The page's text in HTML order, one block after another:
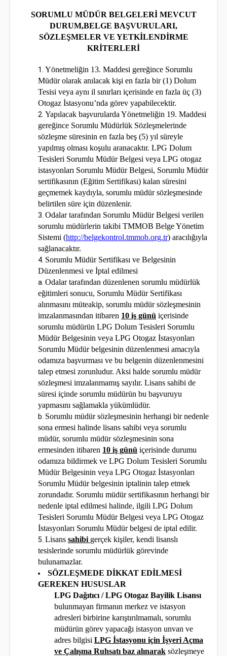
SORUMLU MÜDÜR BELGELERİ MEVCUT
DURUM,BELGE BAŞVURULARI,
SÖZLEŞMELER VE YETKİLENDİRME
KRİTERLERİ
Yönetmeliğin 13. Maddesi gereğince Sorumlu
Müdür olarak anılacak kişi en fazla bir (1) Dolum
Tesisi veya aynı il sınırları içerisinde en fazla üç (3)
Otogaz İstasyonu’nda görev yapabilecektir.
Yapılacak başvurularda Yönetmeliğin 19. Maddesi
gereğince Sorumlu Müdürlük Sözleşmelerinde
sözleşme süresinin en fazla beş (5) yıl süreyle
yapılmış olması koşulu aranacaktır. LPG Dolum
Tesisleri Sorumlu Müdür Belgesi veya LPG otogaz
istasyonları Sorumlu Müdür Belgesi, Sorumlu Müdür
sertifikasının (Eğitim Sertifikası) kalan süresini
geçmemek kaydıyla, sorumlu müdür sözleşmesinde
belirtilen süre için düzenlenir.
Odalar tarafından Sorumlu Müdür Belgesi verilen
sorumlu müdürlerin takibi TMMOB Belge Yönetim
Sistemi (http://belgekontrol.tmmob.org.tr) aracılığıyla
sağlanacaktır.
Sorumlu Müdür Sertifikası ve Belgesinin
Düzenlenmesi ve İptal edilmesi
Odalar tarafından düzenlenen sorumlu müdürlük
eğitimleri sonucu, Sorumlu Müdür Sertifikası
alınmasını müteakip, sorumlu müdür sözleşmesinin
imzalanmasından itibaren 10 iş günü içerisinde
sorumlu müdürün LPG Dolum Tesisleri Sorumlu
Müdür Belgesinin veya LPG Otogaz İstasyonları
Sorumlu Müdür belgesinin düzenlenmesi amacıyla
odamıza başvurması ve bu belgenin düzenlenmesini
talep etmesi zorunludur. Aksi halde sorumlu müdür
sözleşmesi imzalanmamış sayılır. Lisans sahibi de
süresi içinde sorumlu müdürün bu başvuruyu
yapmasını sağlamakla yükümlüdür.
Sorumlu müdür sözleşmesinin herhangi bir nedenle
sona ermesi halinde lisans sahibi veya sorumlu
müdür, sorumlu müdür sözleşmesinin sona
ermesinden itibaren 10 iş günü içerisinde durumu
odamıza bildirmek ve LPG Dolum Tesisleri Sorumlu
Müdür Belgesinin veya LPG Otogaz İstasyonları
Sorumlu Müdür belgesinin iptalinin talep etmek
zorundadır. Sorumlu müdür sertifikasının herhangi bir
nedenle iptal edilmesi halinde, ilgili LPG Dolum
Tesisleri Sorumlu Müdür Belgesi veya LPG Otogaz
İstasyonları Sorumlu Müdür belgesi de iptal edilir.
Lisans sahibi gerçek kişiler, kendi lisanslı
tesislerinde sorumlu müdürlük görevinde
bulunamazlar.
SÖZLEŞMEDE DİKKAT EDİLMESİ
GEREKEN HUSUSLAR
LPG Dağıtıcı / LPG Otogaz Bayilik Lisansı
bulunmayan firmanın merkez ve istasyon
adresleri birbirine karıştırılmamalı, sorumlu
müdürün görev yapacağı istasyon unvan ve
adres bilgisi LPG İstasyonu için İşyeri Açma
ve Çalışma Ruhsatı baz alınarak sözleşmeye